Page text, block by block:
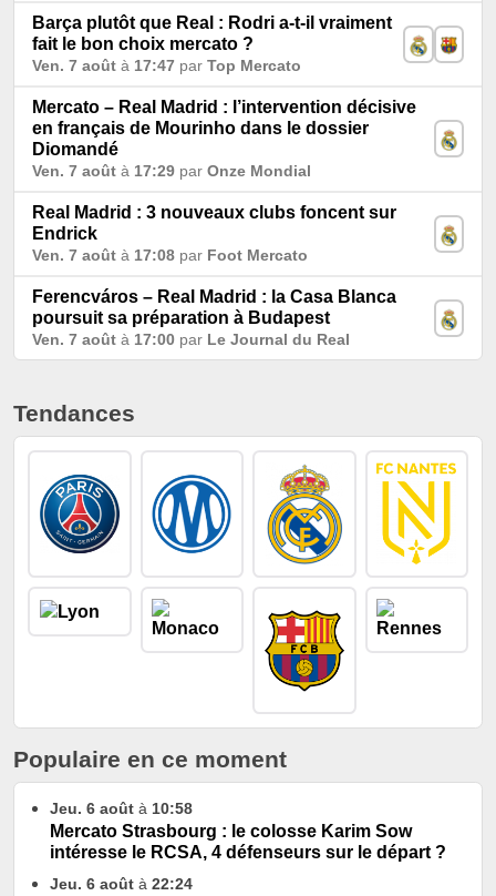
Barça plutôt que Real : Rodri a-t-il vraiment
fait le bon choix mercato ?
Ven. 7 août à 17:47 par Top Mercato
Mercato – Real Madrid : l’intervention décisive
en français de Mourinho dans le dossier
Diomandé
Ven. 7 août à 17:29 par Onze Mondial
Real Madrid : 3 nouveaux clubs foncent sur
Endrick
Ven. 7 août à 17:08 par Foot Mercato
Ferencváros – Real Madrid : la Casa Blanca
poursuit sa préparation à Budapest
Ven. 7 août à 17:00 par Le Journal du Real
Tendances
Populaire en ce moment
Jeu. 6 août à 10:58
Mercato Strasbourg : le colosse Karim Sow
intéresse le RCSA, 4 défenseurs sur le départ ?
Jeu. 6 août à 22:24